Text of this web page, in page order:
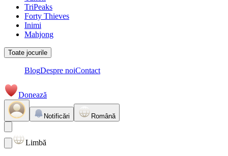
TriPeaks
Forty Thieves
Inimi
Mahjong
Toate jocurile
BlogDespre noiContact
Donează
Notificări Română
Limbă